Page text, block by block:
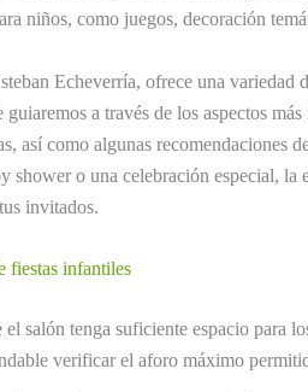
niños, como juegos, decoración
Echeverría, ofrece una variedad
a través de los aspectos
así como algunas recomendaciones
shower o una celebración especial, la
invitados.
fiestas infantiles
el salón tenga suficiente espacio para
verificar el aforo máximo